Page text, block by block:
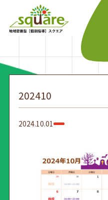
202410
2024.10.01